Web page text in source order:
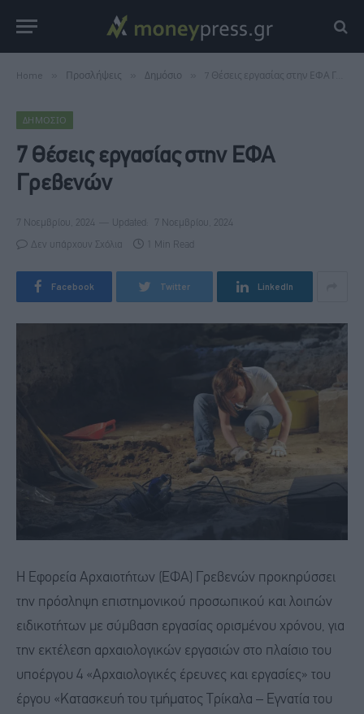
Home Προσλήψεις Δημόσιο 7 Θέσεις εργασίας στην ΕΦΑ Γρεβενών
ΔΗΜΌΣΙΟ
7 Θέσεις εργασίας στην ΕΦΑ
Γρεβενών
7 Νοεμβρίου, 2024 Updated: 7 Νοεμβρίου, 2024
Δεν υπάρχουν Σχόλια 1 Min Read
Facebook Twitter LinkedIn
Η Εφορεία Αρχαιοτήτων (ΕΦΑ) Γρεβενών προκηρύσσει
την πρόσληψη επιστημονικού προσωπικού και λοιπών
ειδικοτήτων με σύμβαση εργασίας ορισμένου χρόνου, για
την εκτέλεση αρχαιολογικών εργασιών στο πλαίσιο του
υποέργου 4 «Αρχαιολογικές έρευνες και εργασίες» του
έργου «Κατασκευή του τμήματος Τρίκαλα – Εγνατία του